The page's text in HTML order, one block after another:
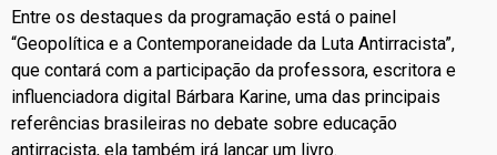
Entre os destaques da programação está o painel
“Geopolítica e a Contemporaneidade da Luta Antirracista”,
que contará com a participação da professora, escritora e
influenciadora digital Bárbara Karine, uma das principais
referências brasileiras no debate sobre educação
antirracista, ela também irá lançar um livro.